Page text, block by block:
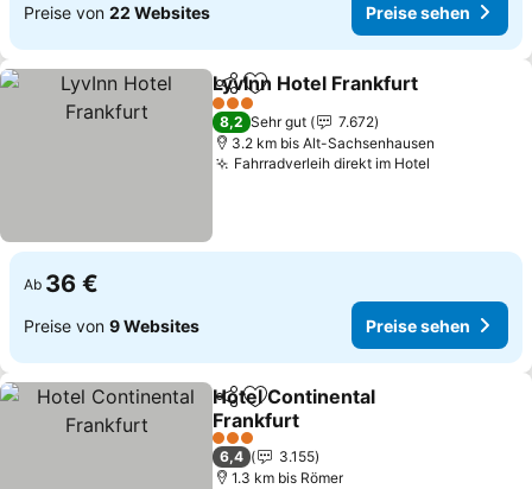
Preise von 22 Websites Preise sehen
TeilenZu Favoriten hinzufügen
LyvInn Hotel Frankfurt
3 Sterne
8,2 Sehr gut
7.672
3.2 km bis Alt-Sachsenhausen
Fahrradverleih direkt im Hotel
Ab 36 €
Preise von 9 Websites Preise sehen
TeilenZu Favoriten hinzufügen
Hotel Continental
Frankfurt
Preise sehen
3 Sterne
6,4
3.155
1.3 km bis Römer